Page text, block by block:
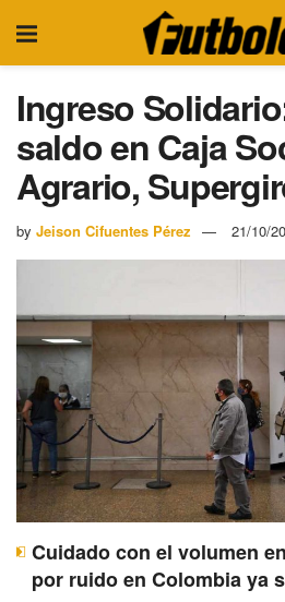
Ingreso
saldo en Caja
Agrario,
by Jeison Cifuentes Pérez 21/10/
Cuidado con el volumen
por ruido en Colombia ya